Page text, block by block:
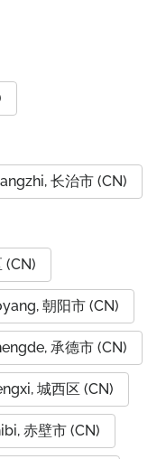
长治市 (CN)
(CN)
朝阳市 (CN)
承德市 (CN)
城西区 (CN)
赤壁市 (CN)